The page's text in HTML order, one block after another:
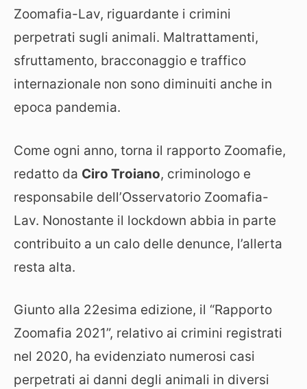
Zoomafia-Lav, riguardante i crimini
perpetrati sugli animali. Maltrattamenti,
sfruttamento, bracconaggio e traffico
internazionale non sono diminuiti anche in
epoca pandemia.
Come ogni anno, torna il rapporto Zoomafie,
redatto da Ciro Troiano, criminologo e
responsabile dell’Osservatorio Zoomafia-
Lav. Nonostante il lockdown abbia in parte
contribuito a un calo delle denunce, l’allerta
resta alta.
Giunto alla 22esima edizione, il “Rapporto
Zoomafia 2021”, relativo ai crimini registrati
nel 2020, ha evidenziato numerosi casi
perpetrati ai danni degli animali in diversi